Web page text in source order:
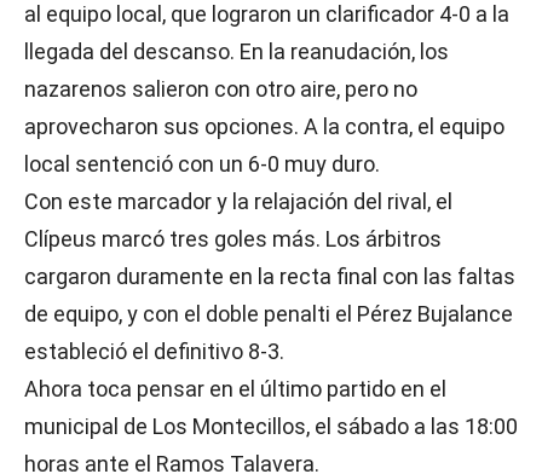
al equipo local, que lograron un clarificador 4-0 a la
llegada del descanso. En la reanudación, los
nazarenos salieron con otro aire, pero no
aprovecharon sus opciones. A la contra, el equipo
local sentenció con un 6-0 muy duro.
Con este marcador y la relajación del rival, el
Clípeus marcó tres goles más. Los árbitros
cargaron duramente en la recta final con las faltas
de equipo, y con el doble penalti el Pérez Bujalance
estableció el definitivo 8-3.
Ahora toca pensar en el último partido en el
municipal de Los Montecillos, el sábado a las 18:00
horas ante el Ramos Talavera.